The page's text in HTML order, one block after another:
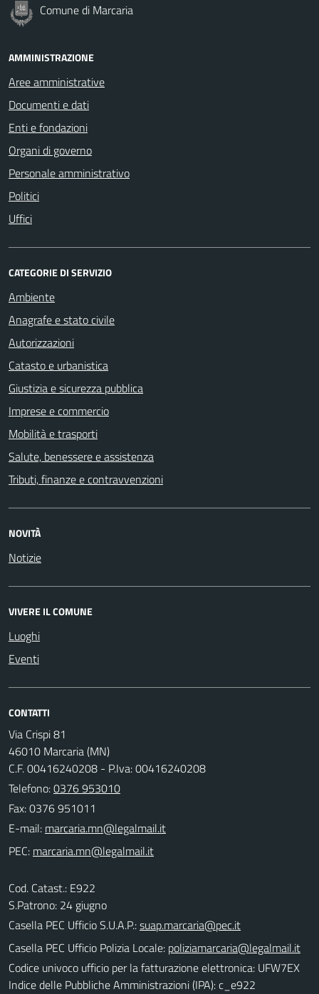
Comune di Marcaria
AMMINISTRAZIONE
Aree amministrative
Documenti e dati
Enti e fondazioni
Organi di governo
Personale amministrativo
Politici
Uffici
CATEGORIE DI SERVIZIO
Ambiente
Anagrafe e stato civile
Autorizzazioni
Catasto e urbanistica
Giustizia e sicurezza pubblica
Imprese e commercio
Mobilità e trasporti
Salute, benessere e assistenza
Tributi, finanze e contravvenzioni
NOVITÀ
Notizie
VIVERE IL COMUNE
Luoghi
Eventi
CONTATTI
Via Crispi 81
46010 Marcaria (MN)
C.F. 00416240208 - P.Iva: 00416240208
Telefono:0376 953010
Fax: 0376 951011
E-mail:
PEC:
Cod. Catast.: E922
S.Patrono: 24 giugno
Casella PEC Ufficio S.U.A.P.:suap.marcaria@pec.it
Casella PEC Ufficio Polizia Locale: poliziamarcaria@legalmail.it
Codice univoco ufficio per la fatturazione elettronica: UFW7EX
Indice delle Pubbliche Amministrazioni (IPA): c_e922